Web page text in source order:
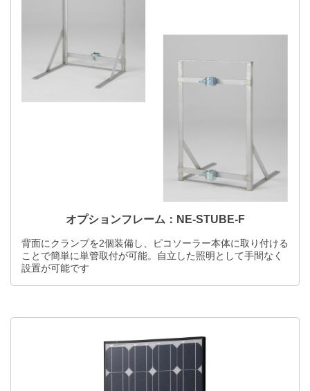
オプションフレーム：NE-STUBE-F
背面にクランプを2個装備し、ピコソーラー本体に取り付ける
ことで簡単に単管取付が可能。自立した照明として手間なく
設置が可能です